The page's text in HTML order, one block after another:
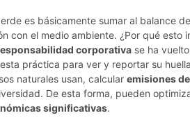
es básicamente sumar al balance
con el medio ambiente. ¿Por qué esto
corporativa se ha
práctica para ver y reportar su
naturales usan, calcular emisiones
De esta forma, pueden
significativas.